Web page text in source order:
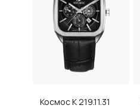
КосмосK 219.11.31